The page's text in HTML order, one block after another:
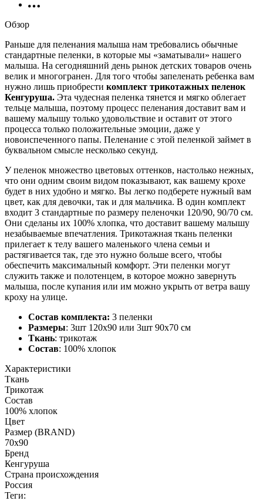
Обзор
Раньше для пеленания малыша нам требовались обычные
стандартные пеленки, в которые мы «заматывали» нашего
малыша. На сегодняшний день рынок детских товаров очень
велик и многогранен. Для того чтобы запеленать ребенка вам
нужно лишь приобрести комплект трикотажных пеленок
Кенгуруша. Эта чудесная пеленка тянется и мягко облегает
тельце малыша, поэтому процесс пеленания доставит вам и
вашему малышу только удовольствие и оставит от этого
процесса только положительные эмоции, даже у
новоиспеченного папы. Пеленание с этой пеленкой займет в
буквальном смысле несколько секунд.
У пеленок множество цветовых оттенков, настолько нежных,
что они одним своим видом показывают, как вашему крохе
будет в них удобно и мягко. Вы легко подберете нужный вам
цвет, как для девочки, так и для мальчика. В один комплект
входит 3 стандартные по размеру пеленочки 120/90, 90/70 см.
Они сделаны их 100% хлопка, что доставит вашему малышу
незабываемые впечатления. Трикотажная ткань пеленки
прилегает к телу вашего маленького члена семьи и
растягивается так, где это нужно больше всего, чтобы
обеспечить максимальный комфорт. Эти пеленки могут
служить также и полотенцем, в которое можно завернуть
малыша, после купания или им можно укрыть от ветра вашу
кроху на улице.
Состав комплекта: 3 пеленки
Размеры: 3шт 120х90 или 3шт 90х70 cм
Ткань: трикотаж
Состав: 100% хлопок
Характеристики
Ткань
Трикотаж
Состав
100% хлопок
Цвет
Размер (BRAND)
70х90
Бренд
Кенгуруша
Страна происхождения
Россия
Теги: